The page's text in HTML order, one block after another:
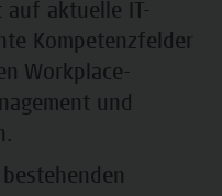
auf aktuelle IT-
Kompetenzfelder
Workplace-
und